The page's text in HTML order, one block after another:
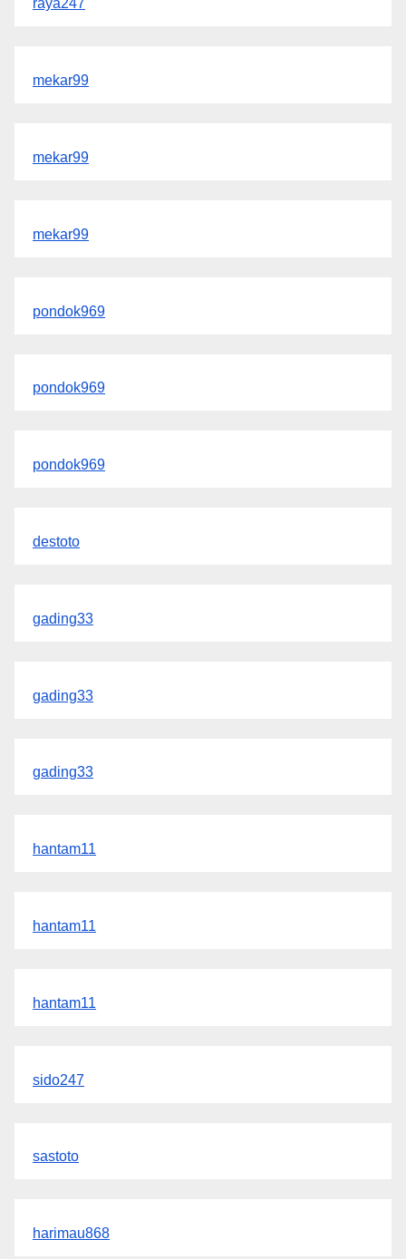
raya247
mekar99
mekar99
mekar99
pondok969
pondok969
pondok969
destoto
gading33
gading33
gading33
hantam11
hantam11
hantam11
sido247
sastoto
harimau868